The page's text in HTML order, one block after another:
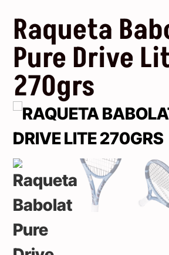
Raqueta
Pure Drive
270grs